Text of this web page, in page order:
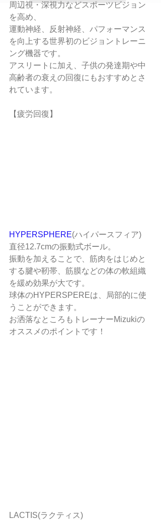
周辺視・深視力などスポーツビジョン
を高め、
運動神経、反射神経、パフォーマンス
を向上する世界初のビジョントレーニ
ング機器です。
アスリートに加え、子供の発達期や中
高齢者の衰えの回復にもおすすめとさ
れています。
【疲労回復】
HYPERSPHERE(ハイパースフィア)
直径12.7cmの振動式ボール。
振動を加えることで、筋肉をはじめと
する腱や靭帯、筋膜などの体の軟組織
を緩め効果が大です。
球体のHYPERSPEREは、局部的に使
うことができます。
お洒落なところもトレーナーMizukiの
オススメのポイントです！
LACTIS(ラクティス)